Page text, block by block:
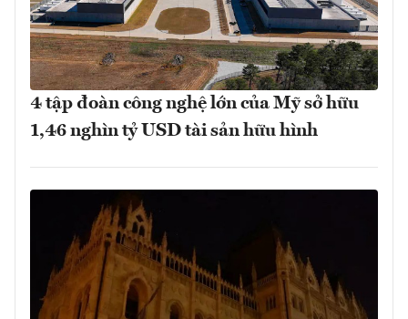
4 tập đoàn công nghệ lớn của Mỹ sở hữu
1,46 nghìn tỷ USD tài sản hữu hình